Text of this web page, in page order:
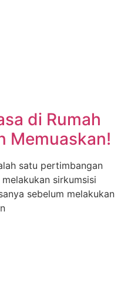
di Rumah
Memuaskan!
satu pertimbangan
sirkumsisi
sebelum melakukan